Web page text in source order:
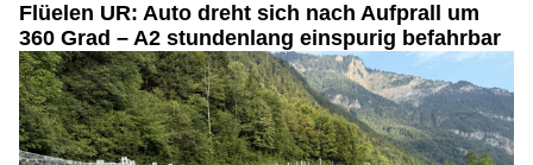
Flüelen UR: Auto dreht sich nach Aufprall um
360 Grad – A2 stundenlang einspurig befahrbar